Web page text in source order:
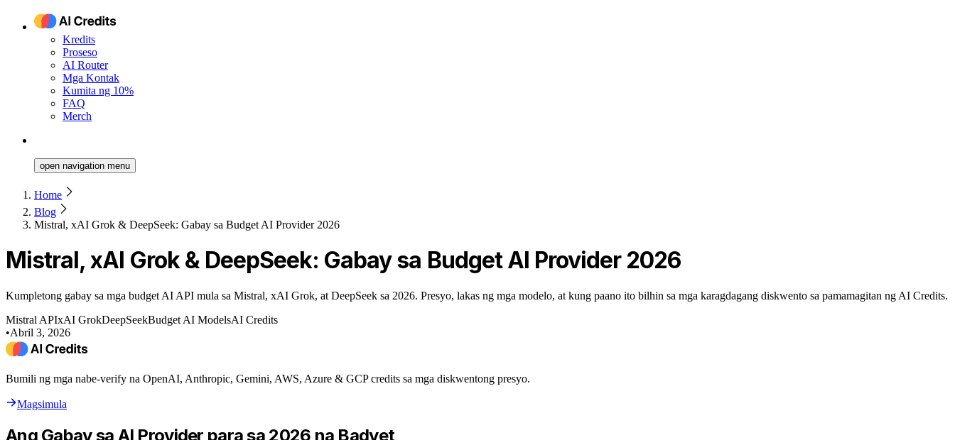
Kredits
Proseso
AI Router
Mga Kontak
Kumita ng 10%
FAQ
Merch
open navigation menu
Home
Blog
Mistral, xAI Grok & DeepSeek: Gabay sa Budget AI Provider 2026
Mistral, xAI Grok & DeepSeek: Gabay sa Budget AI Provider 2026
Kumpletong gabay sa mga budget AI API mula sa Mistral, xAI Grok, at DeepSeek sa 2026. Presyo, lakas ng mga modelo, at kung paano ito bilhin sa mga karagdagang diskwento sa pamamagitan ng AI Credits.
Mistral APIxAI GrokDeepSeekBudget AI ModelsAI Credits
•Abril 3, 2026
Bumili ng mga nabe-verify na OpenAI, Anthropic, Gemini, AWS, Azure & GCP credits sa mga diskwentong presyo.
Magsimula
Ang Gabay sa AI Provider para sa 2026 na Badyet